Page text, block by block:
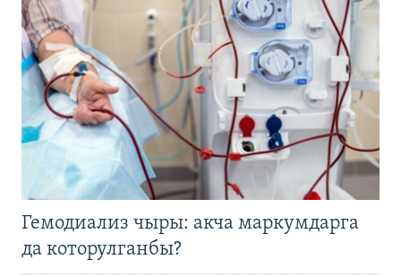
Гемодиализ чыры: акча маркумдарга
да которулганбы?